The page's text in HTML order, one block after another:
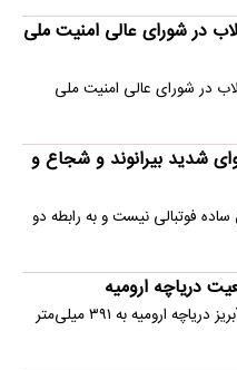
در شورای عالی امنیت ملی
در شورای عالی امنیت ملی
شدید بیرانوند و شجاع و
فوتبالی نیست و به رابطه دو
دریاچه ارومیه
میزان بارندگی سال آبی جاری در حوضه آبریز دریاچه ارومیه به ۳۹۱ میلی‌متر